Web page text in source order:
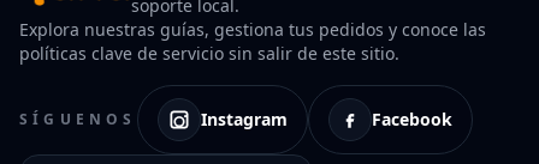
soporte local.
Explora nuestras guías, gestiona tus pedidos y conoce las
políticas clave de servicio sin salir de este sitio.
SÍGUENOS Instagram Facebook